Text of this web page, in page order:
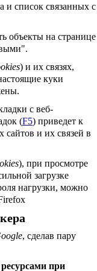
и список связанных с
объекты на странице
) и их связях,
куки
с веб-
(F5) приведет к
сайтов и их связей в
), при просмотре
загрузке
нагрузки, можно
, сделав пару
при